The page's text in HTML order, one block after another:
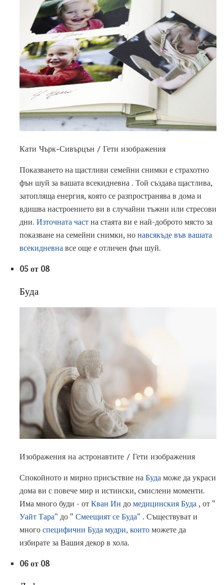
Кати Чърк-Сивърцън / Гети изображения
Показването на щастливи семейни снимки е страхотно
фън шуй за вашата всекидневна . Той създава щастлива,
затопляща енергия, която се разпространява в дома и
вдишва настроението ви в случайни тъжни или стресови
дни. Източната част на стаята ви е най-доброто място за
показване на семейни снимки, но навсякъде във вашата
всекидневна все още е отличен фън шуй.
05 от 08
Буда
Изображения на астронавтите / Гети изображения
Спокойното и мирно присъствие на Буда може да украси
дома ви с повече мир и истински, смислени моменти.
Има много буди - от Кван Ин до медицинския Буда , от "
Уайт Тара" до " Смеещият се Буда" . Съществуват и
много специфични Буда мудри, които можете да
избирате за Вашия декор в хола.
06 от 08